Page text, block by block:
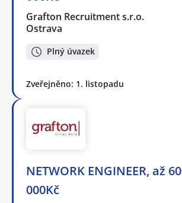
Grafton Recruitment s.r.o.
Ostrava
Plný úvazek
Zveřejněno: 1. listopadu
NETWORK ENGINEER, až 60
000Kč